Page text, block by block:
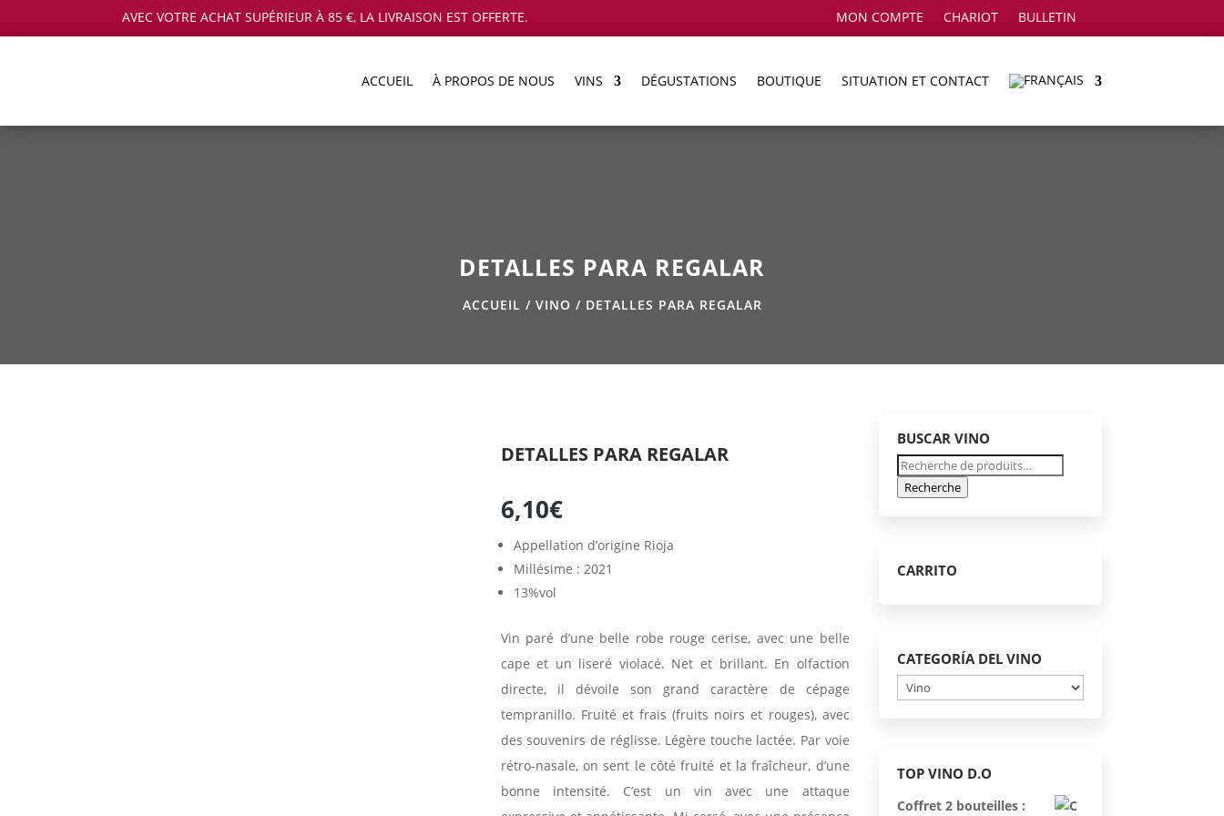
AVEC VOTRE ACHAT SUPÉRIEUR À 85 €, LA LIVRAISON EST OFFERTE. MON COMPTE CHARIOT BULLETIN
ACCUEIL À PROPOS DE NOUS VINS DÉGUSTATIONS BOUTIQUE SITUATION ET CONTACT
DETALLES PARA REGALAR
ACCUEIL / VINO / DETALLES PARA REGALAR
DETALLES PARA REGALAR
6,10€
Appellation d’origine Rioja
Millésime : 2021
13%vol
Vin paré d’une belle robe rouge cerise, avec une belle
cape et un liseré violacé. Net et brillant. En olfaction
directe, il dévoile son grand caractère de cépage
tempranillo. Fruité et frais (fruits noirs et rouges), avec
des souvenirs de réglisse. Légère touche lactée. Par voie
rétro-nasale, on sent le côté fruité et la fraîcheur, d’une
bonne intensité. C’est un vin avec une attaque
BUSCAR VINO
Recherche
pour :
Recherche
CARRITO
CATEGORÍA DEL VINO
TOP VINO D.O
Coffret 2 bouteilles :